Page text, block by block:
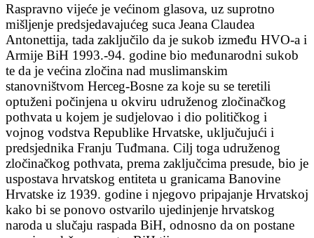
Raspravno vijeće je većinom glasova, uz suprotno
mišljenje predsjedavajućeg suca Jeana Claudea
Antonettija, tada zaključilo da je sukob između HVO-a i
Armije BiH 1993.-94. godine bio međunarodni sukob
te da je većina zločina nad muslimanskim
stanovništvom Herceg-Bosne za koje su se teretili
optuženi počinjena u okviru udruženog zločinačkog
pothvata u kojem je sudjelovao i dio političkog i
vojnog vodstva Republike Hrvatske, uključujući i
predsjednika Franju Tuđmana. Cilj toga udruženog
zločinačkog pothvata, prema zaključcima presude, bio je
uspostava hrvatskog entiteta u granicama Banovine
Hrvatske iz 1939. godine i njegovo pripajanje Hrvatskoj
kako bi se ponovo ostvarilo ujedinjenje hrvatskog
naroda u slučaju raspada BiH, odnosno da on postane